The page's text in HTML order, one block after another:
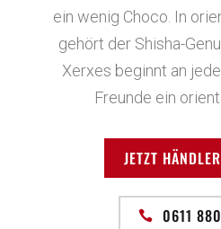
ein wenig Choco. In
gehört der Shisha-
Xerxes beginnt an
Freunde ein
JETZT
0611